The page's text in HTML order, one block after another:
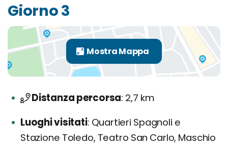
Giorno 3
Distanza percorsa 2,7 km
Luoghi visitati Quartieri Spagnoli e
Stazione Toledo, Teatro San Carlo, Maschio